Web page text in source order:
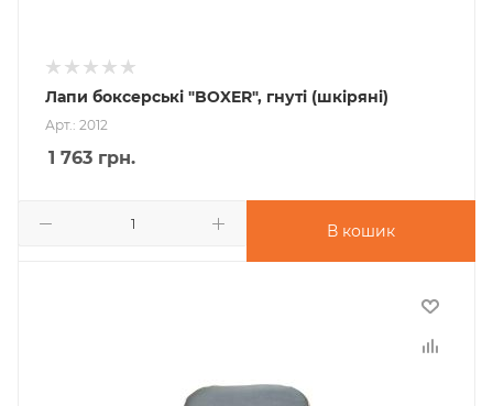
Лапи боксерські "BOXER", гнуті (шкіряні)
Арт.: 2012
1 763 грн.
В кошик